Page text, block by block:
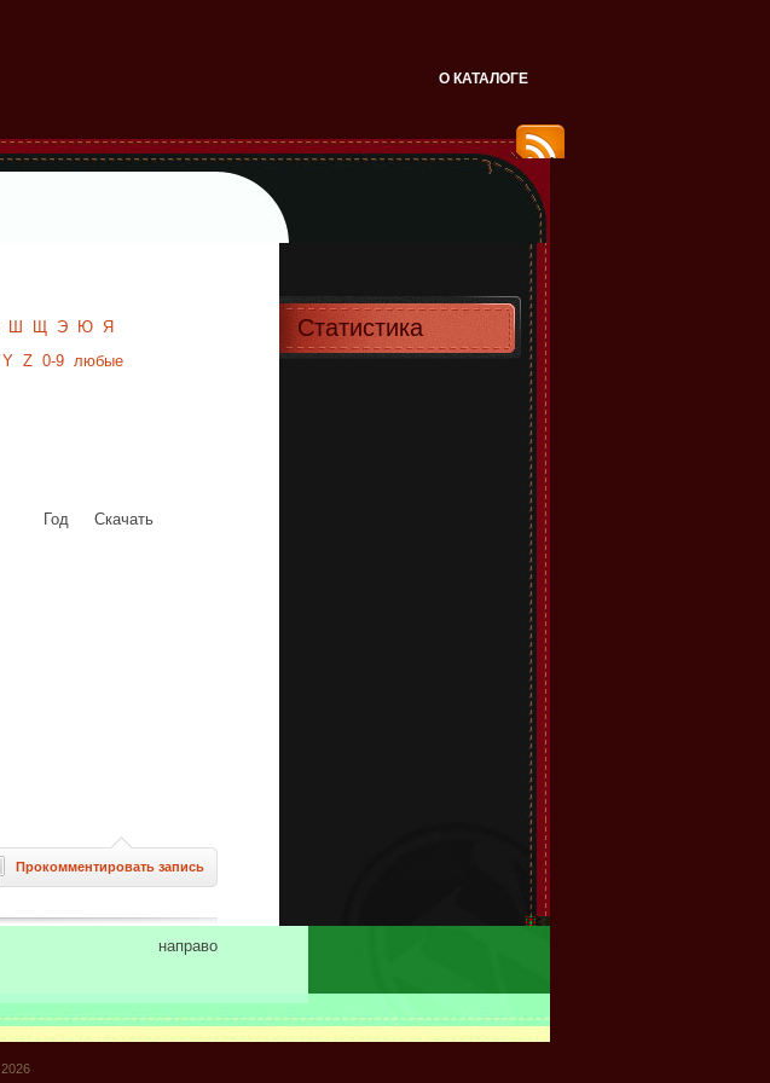
О КАТАЛОГЕ
Ш Щ Э Ю Я
Y Z 0-9 любые
Год Скачать
Прокомментировать запись
направо
Статистика
2026